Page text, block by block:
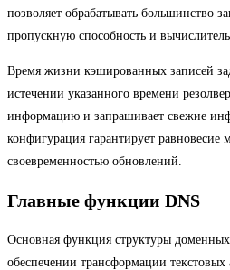
позволяет обрабатывать большинство
пропускную способность и
Время жизни кэшированных записей
истечении указанного времени
информацию и запрашивает свежие
конфигурация гарантирует равновесие
своевременностью обновлений.
Главные функции DNS
Основная функция структуры
обеспечении трансформации текстовых